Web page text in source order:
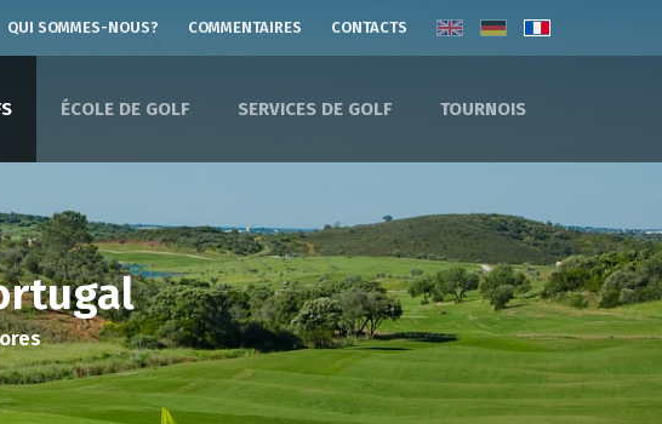
QUI SOMMES-NOUS? COMMENTAIRES CONTACTS
ÉCOLE DE GOLF SERVICES DE GOLF TOURNOIS